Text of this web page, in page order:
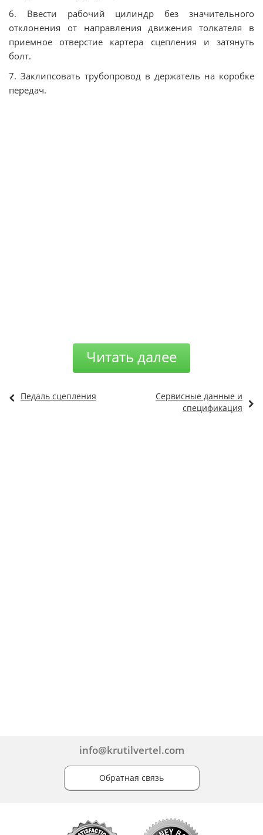
6. Ввести рабочий цилиндр без значительного
отклонения от направления движения толкателя в
приемное отверстие картера сцепления и затянуть
болт.
7. Заклипсовать трубопровод в держатель на коробке
передач.
Читать далее
Педаль сцепления
Сервисные данные и
спецификация
info@krutilvertel.com
Обратная связь